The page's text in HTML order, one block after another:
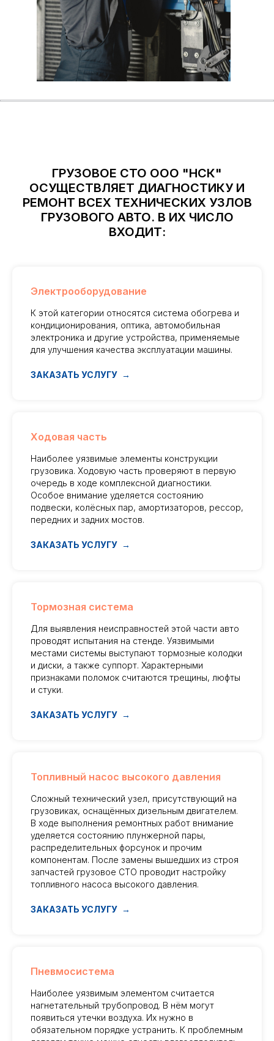
ГРУЗОВОЕ СТО ООО "НСК"
ОСУЩЕСТВЛЯЕТ ДИАГНОСТИКУ И
РЕМОНТ ВСЕХ ТЕХНИЧЕСКИХ УЗЛОВ
ГРУЗОВОГО АВТО. В ИХ ЧИСЛО
ВХОДИТ:
Электрооборудование
К этой категории относятся система обогрева и
кондиционирования, оптика, автомобильная
электроника и другие устройства, применяемые
для улучшения качества эксплуатации машины.
ЗАКАЗАТЬ УСЛУГУ
Ходовая часть
Наиболее уязвимые элементы конструкции
грузовика. Ходовую часть проверяют в первую
очередь в ходе комплексной диагностики.
Особое внимание уделяется состоянию
подвески, колёсных пар, амортизаторов, рессор,
передних и задних мостов.
ЗАКАЗАТЬ УСЛУГУ
Тормозная система
Для выявления неисправностей этой части авто
проводят испытания на стенде. Уязвимыми
местами системы выступают тормозные колодки
и диски, а также суппорт. Характерными
признаками поломок считаются трещины, люфты
и стуки.
ЗАКАЗАТЬ УСЛУГУ
Топливный насос высокого давления
Сложный технический узел, присутствующий на
грузовиках, оснащённых дизельным двигателем.
В ходе выполнения ремонтных работ внимание
уделяется состоянию плунжерной пары,
распределительных форсунок и прочим
компонентам. После замены вышедших из строя
запчастей грузовое СТО проводит настройку
топливного насоса высокого давления.
ЗАКАЗАТЬ УСЛУГУ
Пневмосистема
Наиболее уязвимым элементом считается
нагнетательный трубопровод. В нём могут
появиться утечки воздуха. Их нужно в
обязательном порядке устранить. К проблемным